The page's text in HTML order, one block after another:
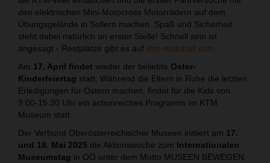
den elektrischen Mini-Motocross Motorrädern auf dem
Übungsgelände in Sollern machen. Spaß und Sicherheit
steht dabei natürlich an erster Stelle! Schnell sein ist
angesagt - Restplätze gibt es auf ktm-motohall.com
Am 17. April findet wieder der beliebte Oster-
Kinderfeiertag statt. Während die Eltern in Ruhe die letzten
Erledigungen für Ostern machen, findet für die Kids von
9:00-15:30 Uhr ein actionreiches Programm im KTM
Museum statt.
Der Verbund Oberösterreichischer Museen initiiert am 17.
und 18. Mai 2025 die Aktionswoche zum Internationalen
Museumstag in OÖ unter dem Motto MUSEEN BEWEGEN.